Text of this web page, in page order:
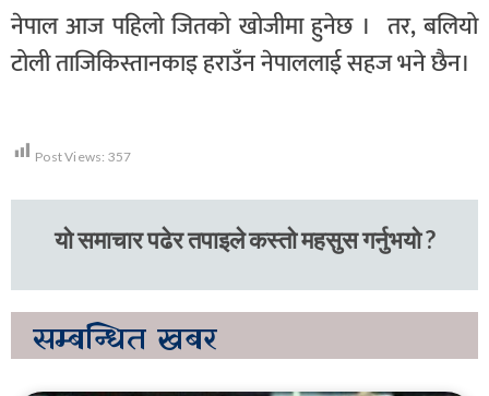
नेपाल आज पहिलो जितको खोजीमा हुनेछ । तर, बलियो
टोली ताजिकिस्तानकाइ हराउँन नेपाललाई सहज भने छैन।
Post Views: 357
यो समाचार पढेर तपाइले कस्तो महसुस गर्नुभयो ?
सम्बन्धित खबर